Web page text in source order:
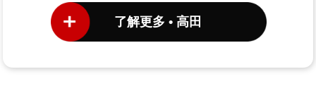
了解更多 • 高田